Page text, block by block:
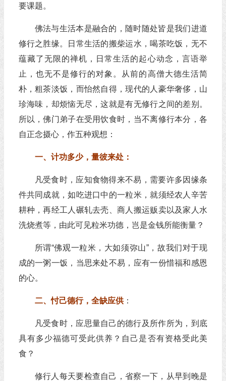
要课题。
佛法与生活本是融合的，随时随处皆是我们进道
修行之胜缘。日常生活的搬柴运水，喝茶吃饭，无不
蕴藏了无限的禅机，日常生活的起心动念，言语举
止，也无不是修行的对象。从前的高僧大德生活简
朴，粗茶淡饭，而怡然自得，现代的人豪华奢侈，山
珍海味，却烦恼无尽，这就是有无修行之间的差别。
所以，佛门弟子在受用饮食时，当不离修行本分，各
自正念摄心，作五种观想：
一、计功多少，量彼来处：
凡受食时，应知食物得来不易，需要许多因缘条
件共同成就，如吃进口中的一粒米，就须经农人辛苦
耕种，再经工人碾轧去壳、商人搬运贩卖以及家人水
洗烧煮等，由此可见粒米功德，岂是金钱所能衡量？
所谓“佛观一粒米，大如须弥山”，故我们对于现
成的一粥一饭，当思来处不易，应有一份惜福和感恩
的心。
二、忖己德行，全缺应供：
凡受食时，应思量自己的德行及所作所为，到底
具有多少福德可受此供养？自己是否有资格受此美
食？
修行人每天要检查自己，省察一下，从早到晚是